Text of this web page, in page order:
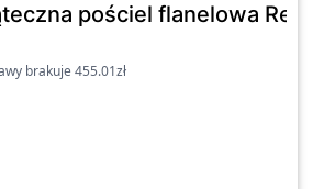
pościel flanelowa
brakuje 455.01zł